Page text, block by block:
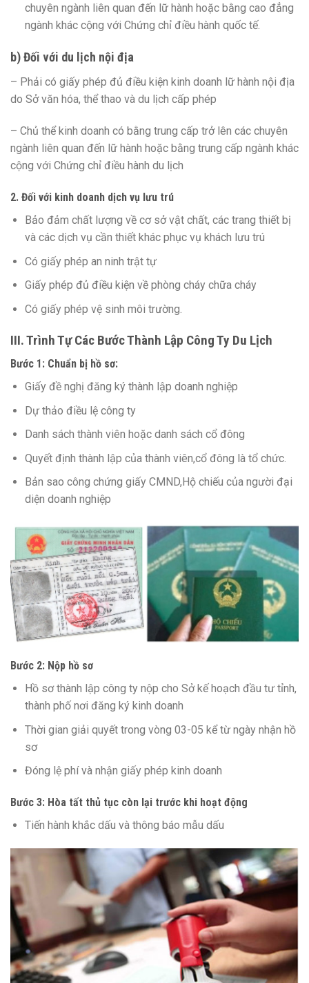
chuyên ngành liên quan đến lữ hành hoặc bằng cao đẳng
ngành khác cộng với Chứng chỉ điều hành quốc tế.
b) Đối với du lịch nội địa
– Phải có giấy phép đủ điều kiện kinh doanh lữ hành nội địa
do Sở văn hóa, thể thao và du lịch cấp phép
– Chủ thể kinh doanh có bằng trung cấp trở lên các chuyên
ngành liên quan đến lữ hành hoặc bằng trung cấp ngành khác
cộng với Chứng chỉ điều hành du lịch
2. Đối với kinh doanh dịch vụ lưu trú
Bảo đảm chất lượng về cơ sở vật chất, các trang thiết bị
và các dịch vụ cần thiết khác phục vụ khách lưu trú
Có giấy phép an ninh trật tự
Giấy phép đủ điều kiện về phòng cháy chữa cháy
Có giấy phép vệ sinh môi trường.
III. Trình Tự Các Bước Thành Lập Công Ty Du Lịch
Bước 1: Chuẩn bị hồ sơ:
Giấy đề nghị đăng ký thành lập doanh nghiệp
Dự thảo điều lệ công ty
Danh sách thành viên hoặc danh sách cổ đông
Quyết định thành lập của thành viên,cổ đông là tổ chức.
Bản sao công chứng giấy CMND,Hộ chiếu của người đại
diện doanh nghiệp
Bước 2: Nộp hồ sơ
Hồ sơ thành lập công ty nộp cho Sở kế hoạch đầu tư tỉnh,
thành phố nơi đăng ký kinh doanh
Thời gian giải quyết trong vòng 03-05 kể từ ngày nhận hồ
sơ
Đóng lệ phí và nhận giấy phép kinh doanh
Bước 3: Hòa tất thủ tục còn lại trước khi hoạt động
Tiến hành khắc dấu và thông báo mẫu dấu